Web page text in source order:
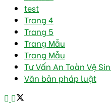
test
Trang 4
Trang 5
Trang Mẫu
Trang Mẫu
Tư Vấn An Toàn Vệ
Văn bản pháp luật